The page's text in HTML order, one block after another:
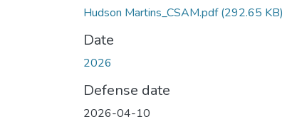
Hudson Martins_CSAM.pdf(292.65 KB)
Date
2026
Defense date
2026-04-10